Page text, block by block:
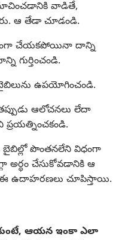
వాడితే,
ఆ తేడా చూడండి.
చేయకపోయినా దాన్ని
గుర్తించండి.
ఉపయోగించండి.
ఆలోచనలు లేదా
పొంతనలేని విధంగా
అర్థం చేసుకోవడానికి ఆ
ఉదాహరణలు చూపిస్తాయి.
ఆయన ఇంకా ఎలా